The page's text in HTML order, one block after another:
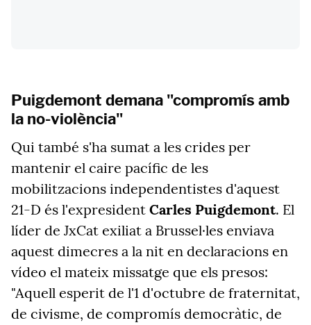
Puigdemont demana "compromís amb
la no-violència"
Qui també s'ha sumat a les crides per
mantenir el caire pacífic de les
mobilitzacions independentistes d'aquest
21-D és l'expresident Carles Puigdemont. El
líder de JxCat exiliat a Brussel·les enviava
aquest dimecres a la nit en declaracions en
vídeo el mateix missatge que els presos:
"Aquell esperit de l'1 d'octubre de fraternitat,
de civisme, de compromís democràtic, de